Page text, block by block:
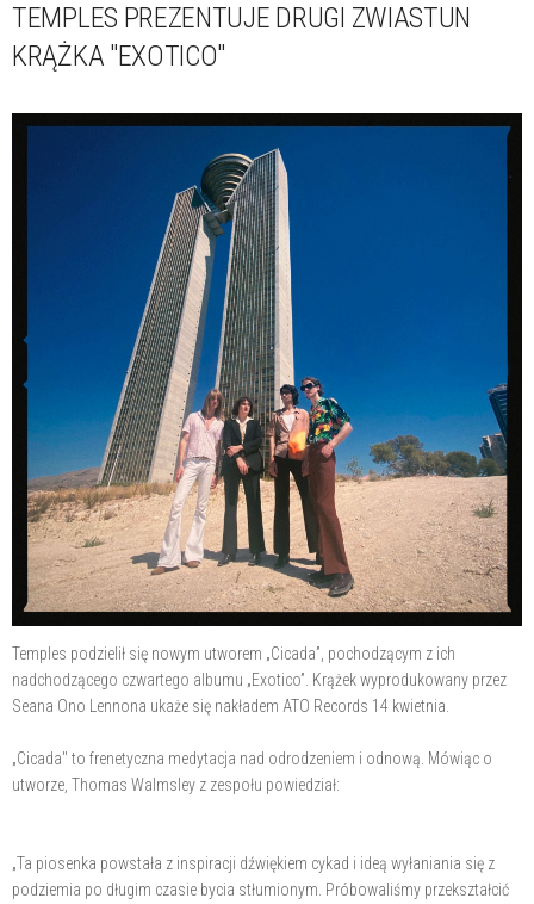
TEMPLES PREZENTUJE DRUGI ZWIASTUN
KRĄŻKA "EXOTICO"
Temples podzielił się nowym utworem „Cicada”, pochodzącym z ich
nadchodzącego czwartego albumu „Exotico”. Krążek wyprodukowany przez
Seana Ono Lennona ukaże się nakładem ATO Records 14 kwietnia.
„Cicada" to frenetyczna medytacja nad odrodzeniem i odnową. Mówiąc o
utworze, Thomas Walmsley z zespołu powiedział:
„Ta piosenka powstała z inspiracji dźwiękiem cykad i ideą wyłaniania się z
podziemia po długim czasie bycia stłumionym. Próbowaliśmy przekształcić